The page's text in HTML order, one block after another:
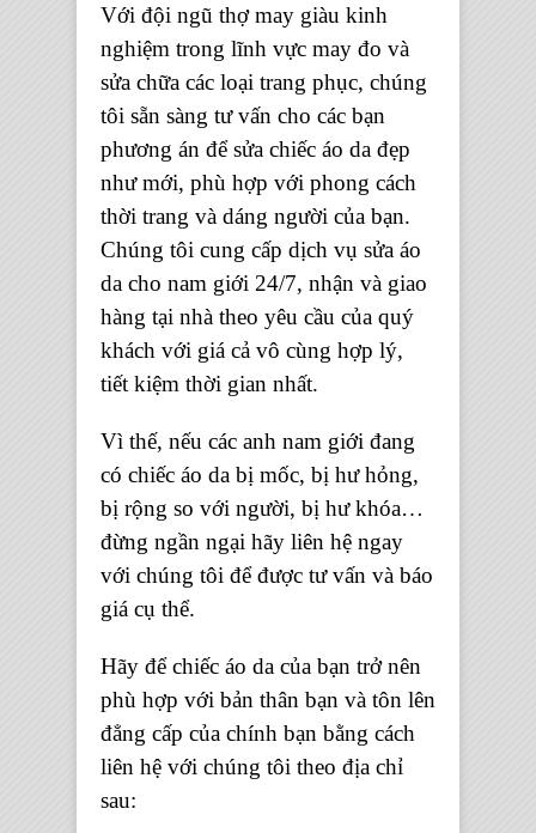
Với đội ngũ thợ may giàu kinh
nghiệm trong lĩnh vực may đo và
sửa chữa các loại trang phục, chúng
tôi sẵn sàng tư vấn cho các bạn
phương án để sửa chiếc áo da đẹp
như mới, phù hợp với phong cách
thời trang và dáng người của bạn.
Chúng tôi cung cấp dịch vụ sửa áo
da cho nam giới 24/7, nhận và giao
hàng tại nhà theo yêu cầu của quý
khách với giá cả vô cùng hợp lý,
tiết kiệm thời gian nhất.
Vì thế, nếu các anh nam giới đang
có chiếc áo da bị mốc, bị hư hỏng,
bị rộng so với người, bị hư khóa…
đừng ngần ngại hãy liên hệ ngay
với chúng tôi để được tư vấn và báo
giá cụ thể.
Hãy để chiếc áo da của bạn trở nên
phù hợp với bản thân bạn và tôn lên
đẳng cấp của chính bạn bằng cách
liên hệ với chúng tôi theo địa chỉ
sau: